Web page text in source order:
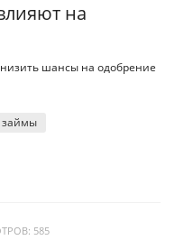
на
шансы на одобрение
займы
585